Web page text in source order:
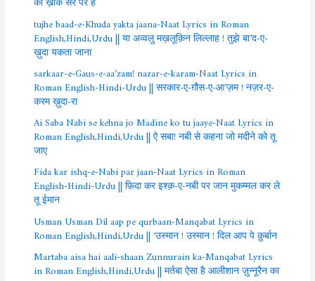
tujhe baad-e-Khuda yakta jaana-Naat Lyrics in Roman
English,Hindi,Urdu || या अव्वलु मख़लूक़िन लिल्लाह ! तुझे बा’द-ए-
ख़ुदा यकता जाना
sarkaar-e-Gaus-e-aa’zam! nazar-e-karam-Naat Lyrics in
Roman English-Hindi-Urdu || सरकार-ए-ग़ौस-ए-आ’ज़म ! नज़र-ए-
करम ख़ुदा-रा
Ai Saba Nabi se kehna jo Madine ko tu jaaye-Naat Lyrics in
Roman English,Hindi,Urdu || ऐ सबा! नबी से कहना जो मदीने को तू
जाए
Fida kar ishq-e-Nabi par jaan-Naat Lyrics in Roman
English-Hindi-Urdu || फ़िदा कर इश्क़-ए-नबी पर जान मुकम्मल कर ले
तू ईमान
Usman Usman Dil aap pe qurbaan-Manqabat Lyrics in
Roman English,Hindi,Urdu || ‘उस्मान ! उस्मान ! दिल आप पे क़ुर्बान
Martaba aisa hai aali-shaan Zunnurain ka-Manqabat Lyrics
in Roman English,Hindi,Urdu || मर्तबा ऐसा है आलीशान ज़ुन्नूरैन का